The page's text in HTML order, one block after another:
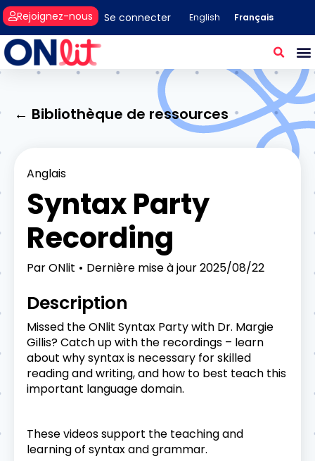
Se connecter
Rejoignez-nous English Français
← Bibliothèque de ressources
Anglais
Syntax Party
Recording
ParONlit Dernière mise à jour2025/08/22
Description
Missed the ONlit Syntax Party with Dr. Margie
Gillis? Catch up with the recordings – learn
about why syntax is necessary for skilled
reading and writing, and how to best teach this
important language domain.
These videos support the teaching and
learning of syntax and grammar.